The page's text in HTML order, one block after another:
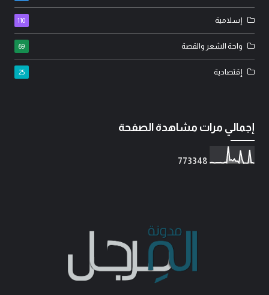
إسلامية 110
واحة الشعر والقصة 69
إقتصادية 25
إجمالي مرات مشاهدة الصفحة
773348